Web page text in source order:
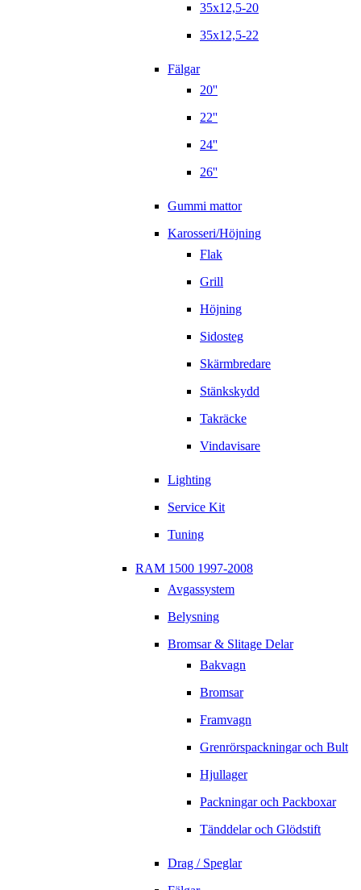
35x12,5-20
35x12,5-22
Fälgar
20''
22''
24''
26''
Gummi mattor
Karosseri/Höjning
Flak
Grill
Höjning
Sidosteg
Skärmbredare
Stänkskydd
Takräcke
Vindavisare
Lighting
Service Kit
Tuning
RAM 1500 1997-2008
Avgassystem
Belysning
Bromsar & Slitage Delar
Bakvagn
Bromsar
Framvagn
Grenrörspackningar och Bult
Hjullager
Packningar och Packboxar
Tänddelar och Glödstift
Drag / Speglar